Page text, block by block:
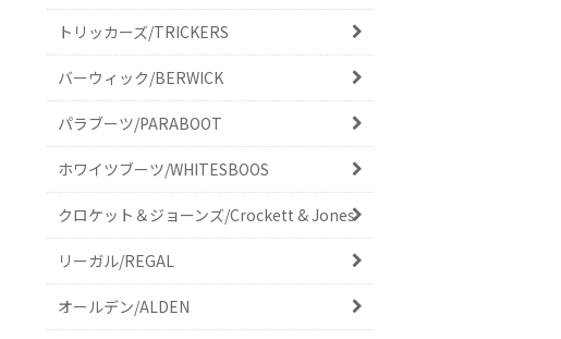
トリッカーズ/TRICKERS
バーウィック/BERWICK
パラブーツ/PARABOOT
ホワイツブーツ/WHITESBOOS
クロケット＆ジョーンズ/Crockett & Jones
リーガル/REGAL
オールデン/ALDEN